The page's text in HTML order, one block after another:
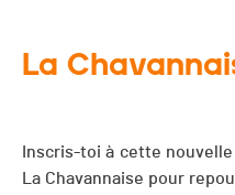
La
Inscris-toi à cette
La Chavannaise pour